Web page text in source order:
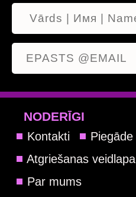
NODERĪGI
Kontakti Piegāde
Atgriešanas veidlapa
Par mums